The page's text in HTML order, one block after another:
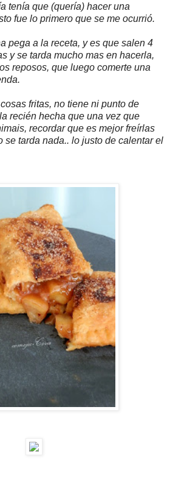
tenía que (quería) hacer una
fue lo primero que se me ocurrió.
pega a la receta, y es que salen 4
y se tarda mucho mas en hacerla,
reposos, que luego comerte una
fritas, no tiene ni punto de
recién hecha que una vez que
recordar que es mejor freírlas
se tarda nada.. lo justo de calentar el